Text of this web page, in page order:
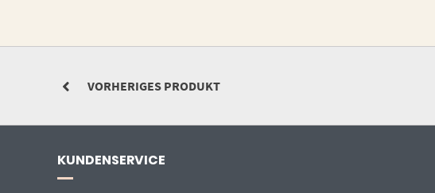
VORHERIGES PRODUKT
KUNDENSERVICE